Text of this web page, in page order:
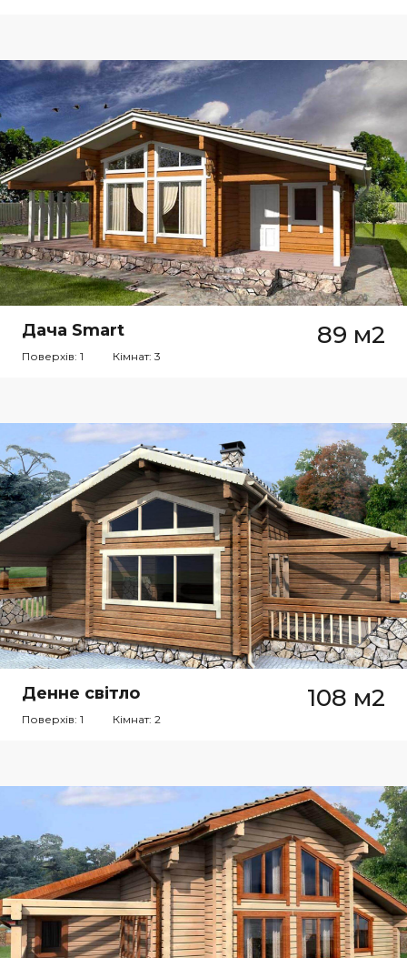
Дача Smart 89 м2
Поверхів: 1 Кімнат: 3
Денне світло 108 м2
Поверхів: 1 Кімнат: 2